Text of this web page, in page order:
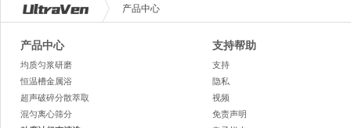
产品中心
产品中心
均质匀浆研磨
恒温槽金属浴
超声破碎分散萃取
混匀离心筛分
支持帮助
支持
隐私
视频
免责声明